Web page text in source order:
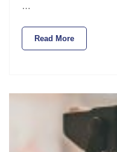
…
Read More